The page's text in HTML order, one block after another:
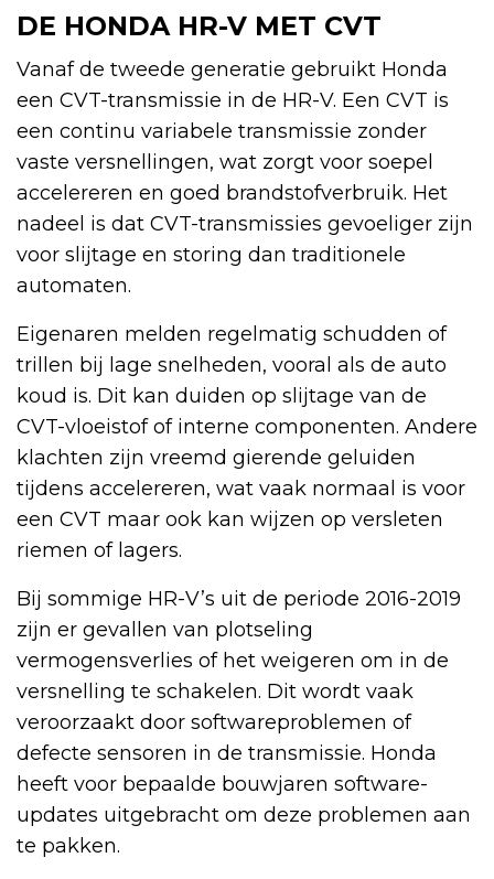
DE HONDA HR-V MET CVT
Vanaf de tweede generatie gebruikt Honda
een CVT-transmissie in de HR-V. Een CVT is
een continu variabele transmissie zonder
vaste versnellingen, wat zorgt voor soepel
accelereren en goed brandstofverbruik. Het
nadeel is dat CVT-transmissies gevoeliger zijn
voor slijtage en storing dan traditionele
automaten.
Eigenaren melden regelmatig schudden of
trillen bij lage snelheden, vooral als de auto
koud is. Dit kan duiden op slijtage van de
CVT-vloeistof of interne componenten. Andere
klachten zijn vreemd gierende geluiden
tijdens accelereren, wat vaak normaal is voor
een CVT maar ook kan wijzen op versleten
riemen of lagers.
Bij sommige HR-V’s uit de periode 2016-2019
zijn er gevallen van plotseling
vermogensverlies of het weigeren om in de
versnelling te schakelen. Dit wordt vaak
veroorzaakt door softwareproblemen of
defecte sensoren in de transmissie. Honda
heeft voor bepaalde bouwjaren software-
updates uitgebracht om deze problemen aan
te pakken.